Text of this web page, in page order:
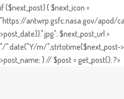
if ($next_post) { $next_icon =
"https://antwrp.gsfc.nasa.gov/apod/
>post_date)).".jpg"; $next_post_url =
"/".date("Y/m/",strtotime($next_post-
>post_name; } // $post = get_post(); ?>